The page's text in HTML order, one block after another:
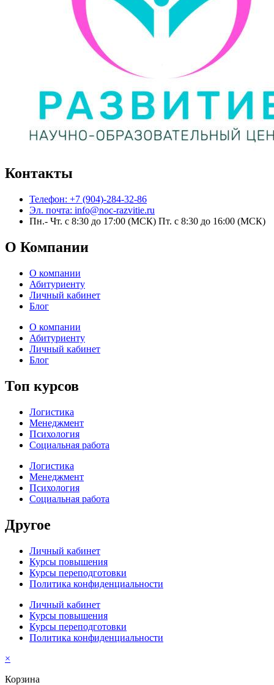
Контакты
Телефон: +7 (904)-284-32-86
Эл. почта: info@noc-razvitie.ru
Пн.- Чт. с 8:30 до 17:00 (МСК) Пт. с 8:30 до 16:00 (МСК)
О Компании
О компании
Абитуриенту
Личный кабинет
Блог
О компании
Абитуриенту
Личный кабинет
Блог
Топ курсов
Логистика
Менеджмент
Психология
Социальная работа
Логистика
Менеджмент
Психология
Социальная работа
Другое
Личный кабинет
Курсы повышения
Курсы переподготовки
Политика конфиденциальности
Личный кабинет
Курсы повышения
Курсы переподготовки
Политика конфиденциальности
×
Корзина